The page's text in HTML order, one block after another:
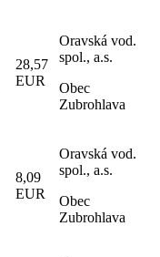
28,57
EUR
Oravská vod.
spol., a.s.
Obec
Zubrohlava
8,09
EUR
Oravská vod.
spol., a.s.
Obec
Zubrohlava